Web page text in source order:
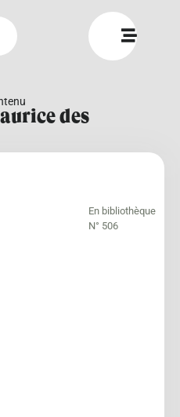
des
En bibliothèque
N° 506